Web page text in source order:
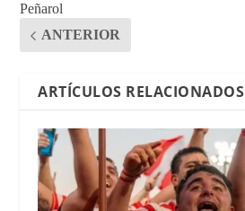
Peñarol
ANTERIOR
ARTÍCULOS RELACIONADOS